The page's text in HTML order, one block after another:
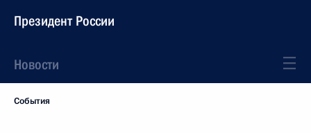
Президент России
Новости
События